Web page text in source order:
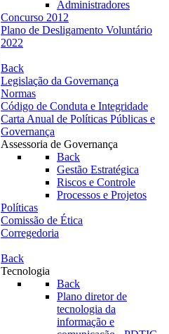
Administradores
Concurso 2012
Plano de Desligamento Voluntário
2022
Back
Legislação da Governança
Normas
Código de Conduta e Integridade
Carta Anual de Políticas Públicas e
Governança
Assessoria de Governança
Back
Gestão Estratégica
Riscos e Controle
Processos e Projetos
Políticas
Comissão de Ética
Corregedoria
Back
Tecnologia
Back
Plano diretor de
tecnologia da
informação e